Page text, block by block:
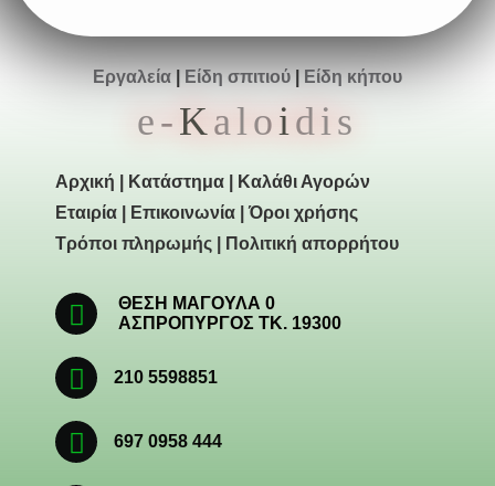
Εργαλεία Είδη σπιτιού Είδη κήπου
e-Kaloi dis
Αρχική Κατάστημα
Καλάθι Αγορών
Εταιρία
Επικοινωνία |Όροι χρήσης
Τρόποι πληρωμής
Πολιτική απορρήτου
ΘΕΣΗ ΜΑΓΟΥΛΑ 0
ΑΣΠΡΟΠΥΡΓΟΣ ΤΚ. 19300
210 5598851
697 0958 444